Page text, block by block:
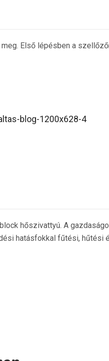
Első lépésben a
hőszivattyú. A
hatásfokkal fűtési, hűtési